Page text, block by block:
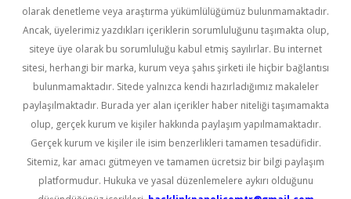
olarak denetleme veya araştırma yükümlülüğümüz bulunmamaktadır.
Ancak, üyelerimiz yazdıkları içeriklerin sorumluluğunu taşımakta olup,
siteye üye olarak bu sorumluluğu kabul etmiş sayılırlar. Bu internet
sitesi, herhangi bir marka, kurum veya şahıs şirketi ile hiçbir bağlantısı
bulunmamaktadır. Sitede yalnızca kendi hazırladığımız makaleler
paylaşılmaktadır. Burada yer alan içerikler haber niteliği taşımamakta
olup, gerçek kurum ve kişiler hakkında paylaşım yapılmamaktadır.
Gerçek kurum ve kişiler ile isim benzerlikleri tamamen tesadüfidir.
Sitemiz, kar amacı gütmeyen ve tamamen ücretsiz bir bilgi paylaşım
platformudur. Hukuka ve yasal düzenlemelere aykırı olduğunu